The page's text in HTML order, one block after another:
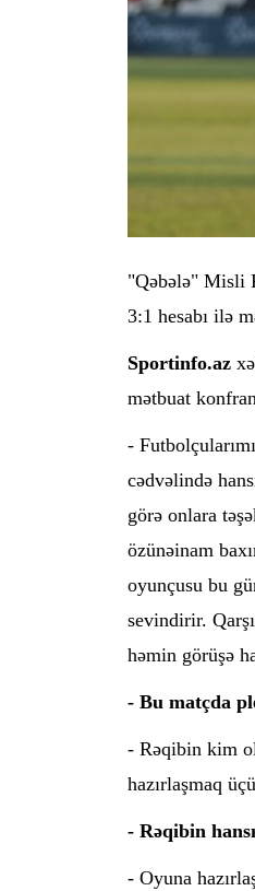
"Qəbələ" Misli
3:1 hesabı ilə
Sportinfo.az
mətbuat
-
cədvəlində
görə onlara
özünəinam
oyunçusu bu
sevindirir.
həmin görüşə
- Bu matçda
- Rəqibin kim
hazırlaşmaq
- Rəqibin
- Oyuna